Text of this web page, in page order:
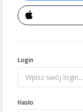
Login
Hasło